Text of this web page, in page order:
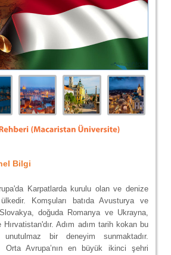
Bilgi
Karpatlarda kurulu olan ve denize
Komşuları batıda Avusturya ve
doğuda Romanya ve Ukrayna,
Adım adım tarih kokan bu
bir deneyim sunmaktadır.
Orta Avrupa’nın en büyük ikinci şehri